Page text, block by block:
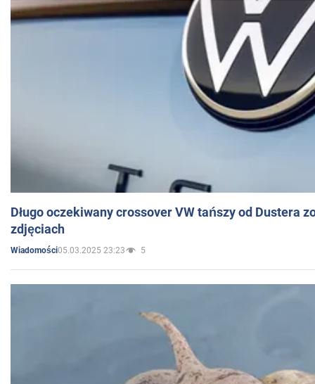
Długo oczekiwany crossover VW tańszy od Dustera
zdjęciach
Wiadomości05.03.2025 23:23 5